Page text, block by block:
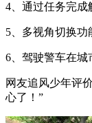
4、通过任务完成
5、多视角切换功
6、驾驶警车在城
网友追风少年评
心了！”